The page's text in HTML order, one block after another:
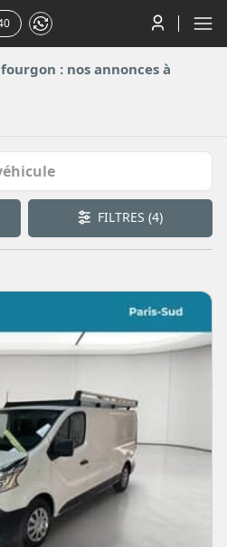
: nos annonces à
FILTRES(4)